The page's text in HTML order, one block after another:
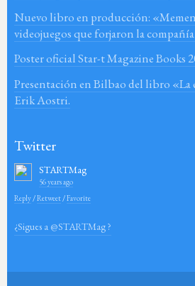
Nuevo libro en producción:
videojuegos que forjaron la
Poster oficial Star-t Magazine Books
Presentación en Bilbao del libro «La
Erik Aostri.
Twitter
STARTMag
56 years ago
Reply /Retweet /Favorite
¿Sigues a @STARTMag ?